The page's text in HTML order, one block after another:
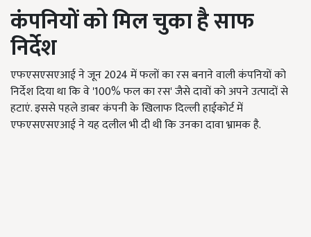
कंपनियों को मिल चुका है साफ
निर्देश
एफएसएसएआई ने जून 2024 में फलों का रस बनाने वाली कंपनियों को
निर्देश दिया था कि वे '100% फल का रस' जैसे दावों को अपने उत्पादों से
हटाएं. इससे पहले डाबर कंपनी के खिलाफ दिल्ली हाईकोर्ट में
एफएसएसएआई ने यह दलील भी दी थी कि उनका दावा भ्रामक है.